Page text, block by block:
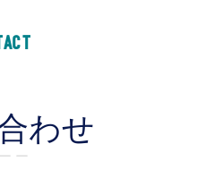
わせ
ー